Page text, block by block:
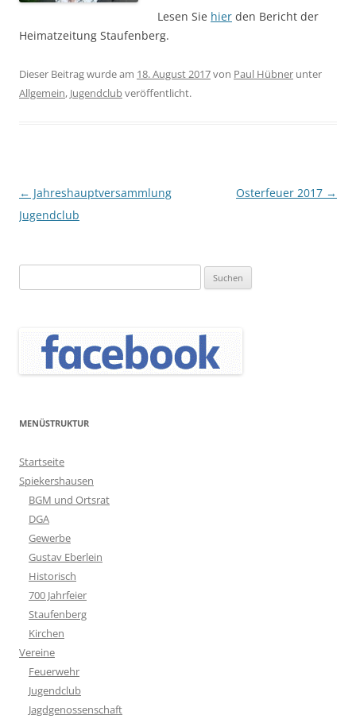
Lesen Sie hier den Bericht der
Heimatzeitung Staufenberg.
Dieser Beitrag wurde am 18. August 2017von Paul Hübner unter
Allgemein, Jugendclubveröffentlicht.
Beitragsnavigation
← Jahreshauptversammlung
Jugendclub
Osterfeuer 2017 →
nach:
MENÜSTRUKTUR
Startseite
Spiekershausen
BGM und Ortsrat
DGA
Gewerbe
Gustav Eberlein
Historisch
700 Jahrfeier
Staufenberg
Kirchen
Vereine
Feuerwehr
Jugendclub
Jagdgenossenschaft